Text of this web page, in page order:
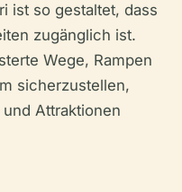
ist so gestaltet, dass
zugänglich ist.
Wege, Rampen
sicherzustellen,
Attraktionen